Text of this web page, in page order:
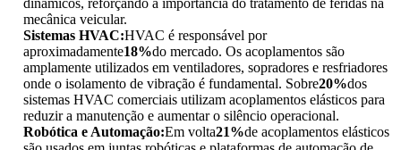
dinâmicos, reforçando a importância do tratamento de feridas na
mecânica veicular.
Sistemas HVAC:HVAC é responsável por
aproximadamente18%do mercado. Os acoplamentos são
amplamente utilizados em ventiladores, sopradores e resfriadores
onde o isolamento de vibração é fundamental. Sobre20%dos
sistemas HVAC comerciais utilizam acoplamentos elásticos para
reduzir a manutenção e aumentar o silêncio operacional.
Robótica e Automação:Em volta21%de acoplamentos elásticos